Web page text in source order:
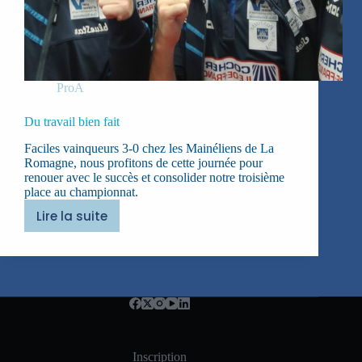
ProA
Du travail bien fait
Faciles vainqueurs 3-0 chez les Mainéliens de La
Romagne, nous profitons de cette journée pour
renouer avec le succès et consolider notre troisième
place au championnat.
Lire la suite
Du
bien
Inscription